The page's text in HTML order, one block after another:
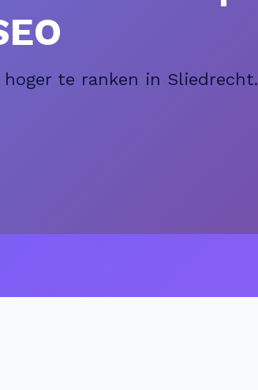
te ranken in Sliedrecht.